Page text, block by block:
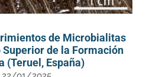
de Microbialitas
de la Formación
(Teruel, España)